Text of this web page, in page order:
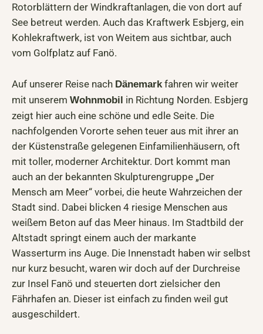
Rotorblättern der Windkraftanlagen, die von dort auf
See betreut werden. Auch das Kraftwerk Esbjerg, ein
Kohlekraftwerk, ist von Weitem aus sichtbar, auch
vom Golfplatz auf Fanö.
Auf unserer Reise nach Dänemarkfahren wir weiter
mit unserem Wohnmobil in Richtung Norden. Esbjerg
zeigt hier auch eine schöne und edle Seite. Die
nachfolgenden Vororte sehen teuer aus mit ihrer an
der Küstenstraße gelegenen Einfamilienhäusern, oft
mit toller, moderner Architektur. Dort kommt man
auch an der bekannten Skulpturengruppe „Der
Mensch am Meer“ vorbei, die heute Wahrzeichen der
Stadt sind. Dabei blicken 4 riesige Menschen aus
weißem Beton auf das Meer hinaus. Im Stadtbild der
Altstadt springt einem auch der markante
Wasserturm ins Auge. Die Innenstadt haben wir selbst
nur kurz besucht, waren wir doch auf der Durchreise
zur Insel Fanö und steuerten dort zielsicher den
Fährhafen an. Dieser ist einfach zu finden weil gut
ausgeschildert.